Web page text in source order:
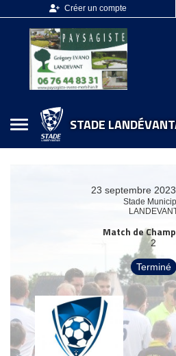
Créer un compte
STADE
23 septembre
Stade
Match de
2
Terminé
Panneau de gestion des cookies